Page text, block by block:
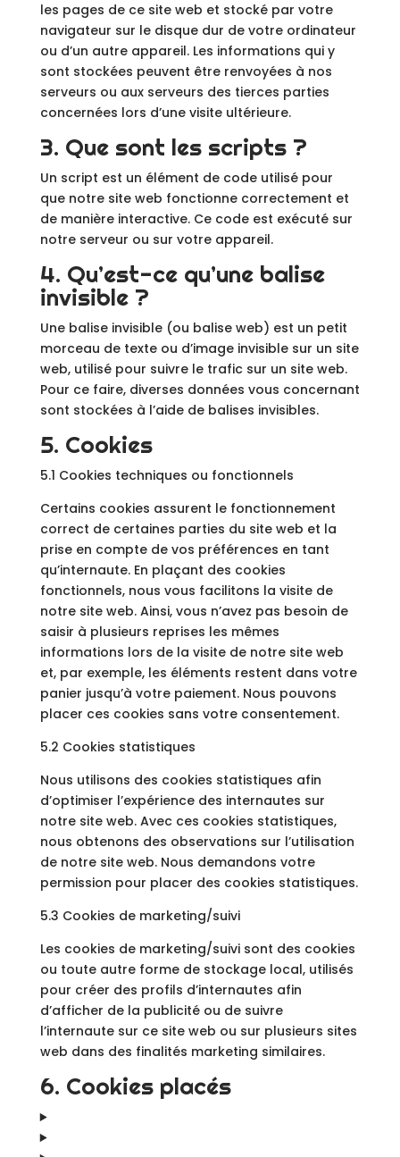
les pages de ce site web et stocké par votre
navigateur sur le disque dur de votre ordinateur
ou d’un autre appareil. Les informations qui y
sont stockées peuvent être renvoyées à nos
serveurs ou aux serveurs des tierces parties
concernées lors d’une visite ultérieure.
3. Que sont les scripts ?
Un script est un élément de code utilisé pour
que notre site web fonctionne correctement et
de manière interactive. Ce code est exécuté sur
notre serveur ou sur votre appareil.
4. Qu’est-ce qu’une balise
invisible ?
Une balise invisible (ou balise web) est un petit
morceau de texte ou d’image invisible sur un site
web, utilisé pour suivre le trafic sur un site web.
Pour ce faire, diverses données vous concernant
sont stockées à l’aide de balises invisibles.
5. Cookies
5.1 Cookies techniques ou fonctionnels
Certains cookies assurent le fonctionnement
correct de certaines parties du site web et la
prise en compte de vos préférences en tant
qu’internaute. En plaçant des cookies
fonctionnels, nous vous facilitons la visite de
notre site web. Ainsi, vous n’avez pas besoin de
saisir à plusieurs reprises les mêmes
informations lors de la visite de notre site web
et, par exemple, les éléments restent dans votre
panier jusqu’à votre paiement. Nous pouvons
placer ces cookies sans votre consentement.
5.2 Cookies statistiques
Nous utilisons des cookies statistiques afin
d’optimiser l’expérience des internautes sur
notre site web. Avec ces cookies statistiques,
nous obtenons des observations sur l’utilisation
de notre site web. Nous demandons votre
permission pour placer des cookies statistiques.
5.3 Cookies de marketing/suivi
Les cookies de marketing/suivi sont des cookies
ou toute autre forme de stockage local, utilisés
pour créer des profils d’internautes afin
d’afficher de la publicité ou de suivre
l’internaute sur ce site web ou sur plusieurs sites
web dans des finalités marketing similaires.
6. Cookies placés